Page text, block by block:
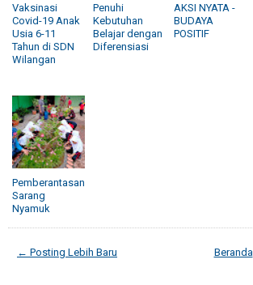
Vaksinasi
Covid-19 Anak
Usia 6-11
Tahun di SDN
Wilangan
Penuhi
Kebutuhan
Belajar dengan
Diferensiasi
AKSI NYATA -
BUDAYA
POSITIF
Pemberantasan
Sarang
Nyamuk
← Posting Lebih Baru Beranda